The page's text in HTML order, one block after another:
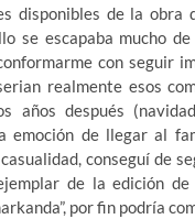
disponibles de la
se escapaba mucho
con seguir
realmente esos
años después
emoción de llegar al
conseguí de
de la edición de
por fin podría